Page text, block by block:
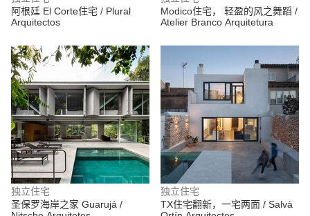
阿根廷 El Corte住宅 / Plural
Arquitectos
Modico住宅， 轻盈的风之舞蹈 /
Atelier Branco Arquitetura
独立住宅
圣保罗海岸之家 Guarujá /
独立住宅
TX住宅翻新，一宅两面 / Salvà